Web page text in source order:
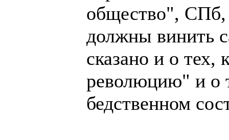
общество",
должны винить
сказано и о тех,
революцию" и о
бедственном